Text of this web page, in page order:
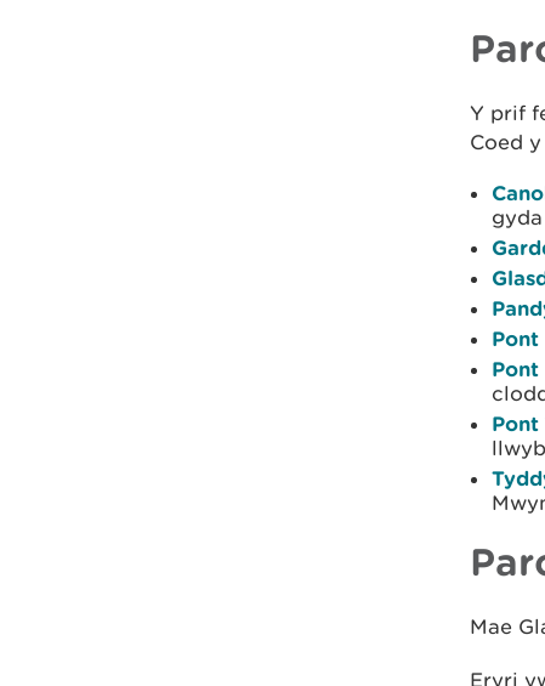
Y prif
Coed
Pont
Pont
Pont
Mae
Eryri